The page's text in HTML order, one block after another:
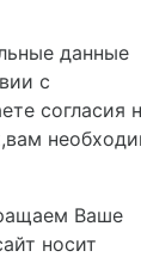
данные
с
согласия
Ваше
носит